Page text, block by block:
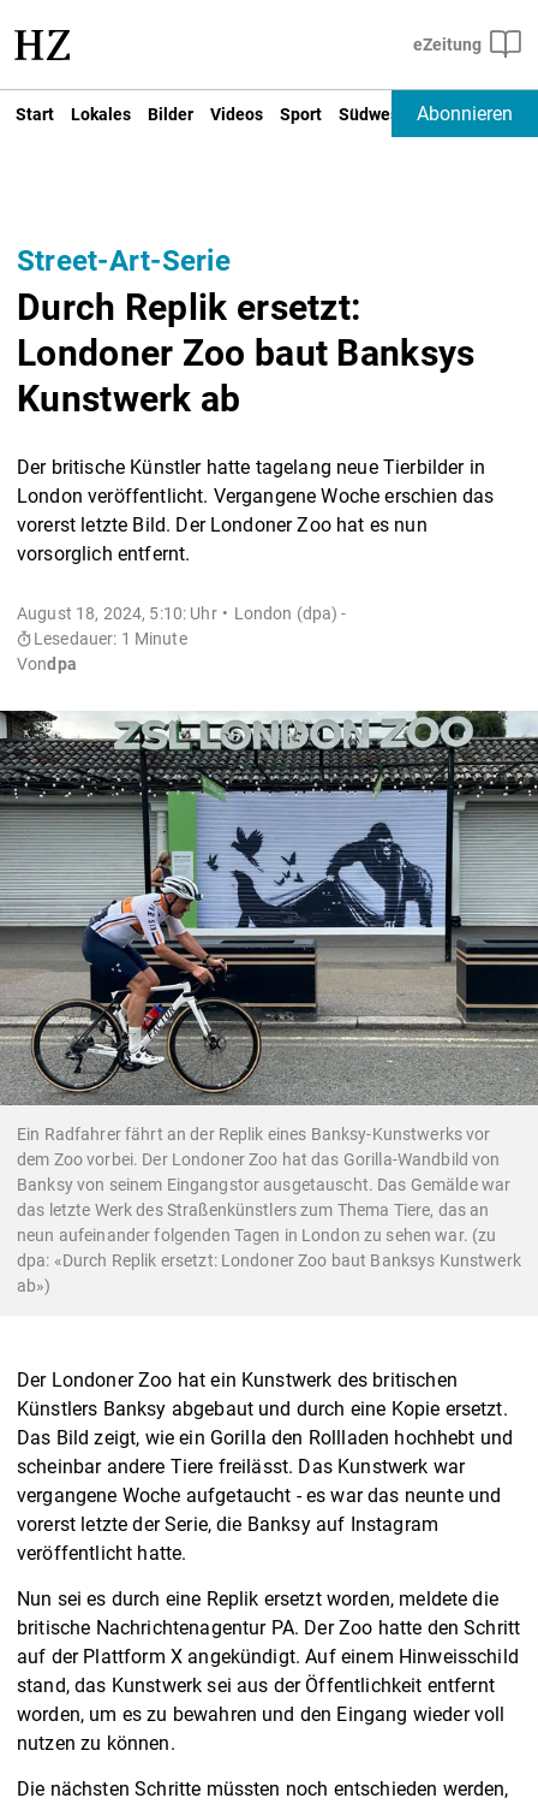
Start Lokales Bilder Videos Sport Südwest Deutschland
Abonnieren
Street-Art-Serie
Durch Replik ersetzt:
Londoner Zoo baut Banksys
Kunstwerk ab
Der britische Künstler hatte tagelang neue Tierbilder in
London veröffentlicht. Vergangene Woche erschien das
vorerst letzte Bild. Der Londoner Zoo hat es nun
vorsorglich entfernt.
August 18, 2024, 5:10: Uhr
London (dpa) -
Lesedauer: 1 Minute
Vondpa
Ein Radfahrer fährt an der Replik eines Banksy-Kunstwerks vor
dem Zoo vorbei. Der Londoner Zoo hat das Gorilla-Wandbild von
Banksy von seinem Eingangstor ausgetauscht. Das Gemälde war
das letzte Werk des Straßenkünstlers zum Thema Tiere, das an
neun aufeinander folgenden Tagen in London zu sehen war. (zu
dpa: «Durch Replik ersetzt: Londoner Zoo baut Banksys Kunstwerk
ab»)
Der Londoner Zoo hat ein Kunstwerk des britischen
Künstlers Banksy abgebaut und durch eine Kopie ersetzt.
Das Bild zeigt, wie ein Gorilla den Rollladen hochhebt und
scheinbar andere Tiere freilässt. Das Kunstwerk war
vergangene Woche aufgetaucht - es war das neunte und
vorerst letzte der Serie, die Banksy auf Instagram
veröffentlicht hatte.
Nun sei es durch eine Replik ersetzt worden, meldete die
britische Nachrichtenagentur PA. Der Zoo hatte den Schritt
auf der Plattform X angekündigt. Auf einem Hinweisschild
stand, das Kunstwerk sei aus der Öffentlichkeit entfernt
worden, um es zu bewahren und den Eingang wieder voll
nutzen zu können.
Die nächsten Schritte müssten noch entschieden werden,